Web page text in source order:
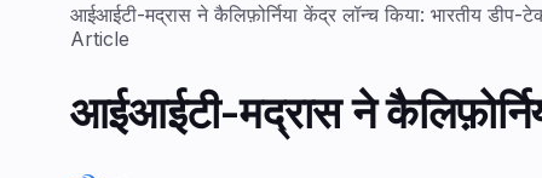
आईआईटी-मद्रास ने कैलिफ़ोर्निया केंद्र लॉन्च किया: भारतीय डीप-
Article
आईआईटी-मद्रास ने